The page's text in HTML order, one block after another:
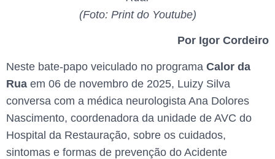
(Foto: Print do Youtube)
Por Igor Cordeiro
Neste bate-papo veiculado no programa Calor da
Rua em 06 de novembro de 2025, Luizy Silva
conversa com a médica neurologista Ana Dolores
Nascimento, coordenadora da unidade de AVC do
Hospital da Restauração, sobre os cuidados,
sintomas e formas de prevenção do Acidente